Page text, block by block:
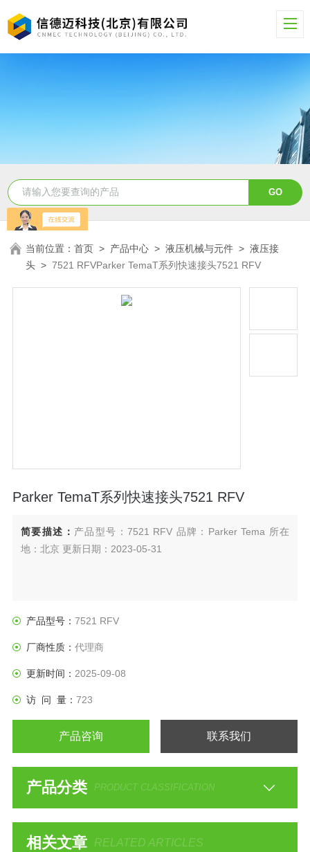
当前位置：首页 > 产品中心 >液压机械与元件 >液压接
头 >7521 RFVParker TemaT系列快速接头7521 RFV
Parker TemaT系列快速接头7521 RFV
简要描述： 产品型号：7521 RFV 品牌：Parker Tema 所在
地：北京 更新日期：2023-05-31
产品型号： 7521 RFV
厂商性质： 代理商
更新时间： 2025-09-08
访 问 量： 723
产品咨询 联系我们
产品分类 PRODUCT CLASSIFICATION
相关文章 RELATED ARTICLES